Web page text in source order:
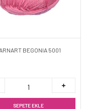
BEGONIA 5001
SEPETE EKLE